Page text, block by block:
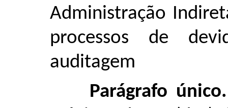
Administração
processos de
auditagem
Parágrafo único.